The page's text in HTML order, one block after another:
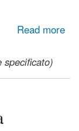
Read more
specificato)